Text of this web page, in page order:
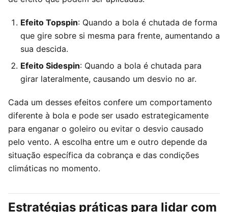
Efeito Topspin: Quando a bola é chutada de forma
que gire sobre si mesma para frente, aumentando a
sua descida.
Efeito Sidespin: Quando a bola é chutada para
girar lateralmente, causando um desvio no ar.
Cada um desses efeitos confere um comportamento
diferente à bola e pode ser usado estrategicamente
para enganar o goleiro ou evitar o desvio causado
pelo vento. A escolha entre um e outro depende da
situação específica da cobrança e das condições
climáticas no momento.
Estratégias práticas para lidar com